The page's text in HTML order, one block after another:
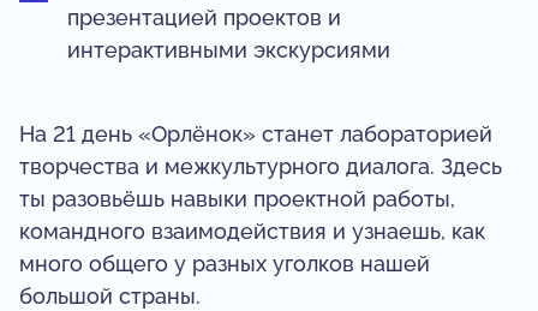
презентацией проектов и
интерактивными экскурсиями
На 21 день «Орлёнок» станет лабораторией
творчества и межкультурного диалога. Здесь
ты разовьёшь навыки проектной работы,
командного взаимодействия и узнаешь, как
много общего у разных уголков нашей
большой страны.